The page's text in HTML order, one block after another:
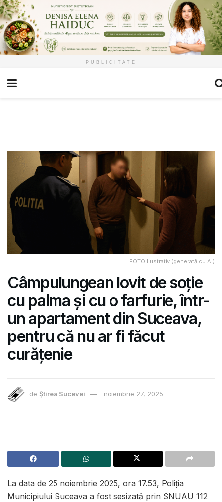
PUBLICITATE
FOTO Ilustrativ (generată cu AI)
Câmpulungean lovit de soție
cu palma și cu o farfurie, într-
un apartament din Suceava,
pentru că nu ar fi făcut
curățenie
de Știrea Sucevei noiembrie 27, 2025
La data de 25 noiembrie 2025, ora 17.53, Poliția
Municipiului Suceava a fost sesizată prin SNUAU 112